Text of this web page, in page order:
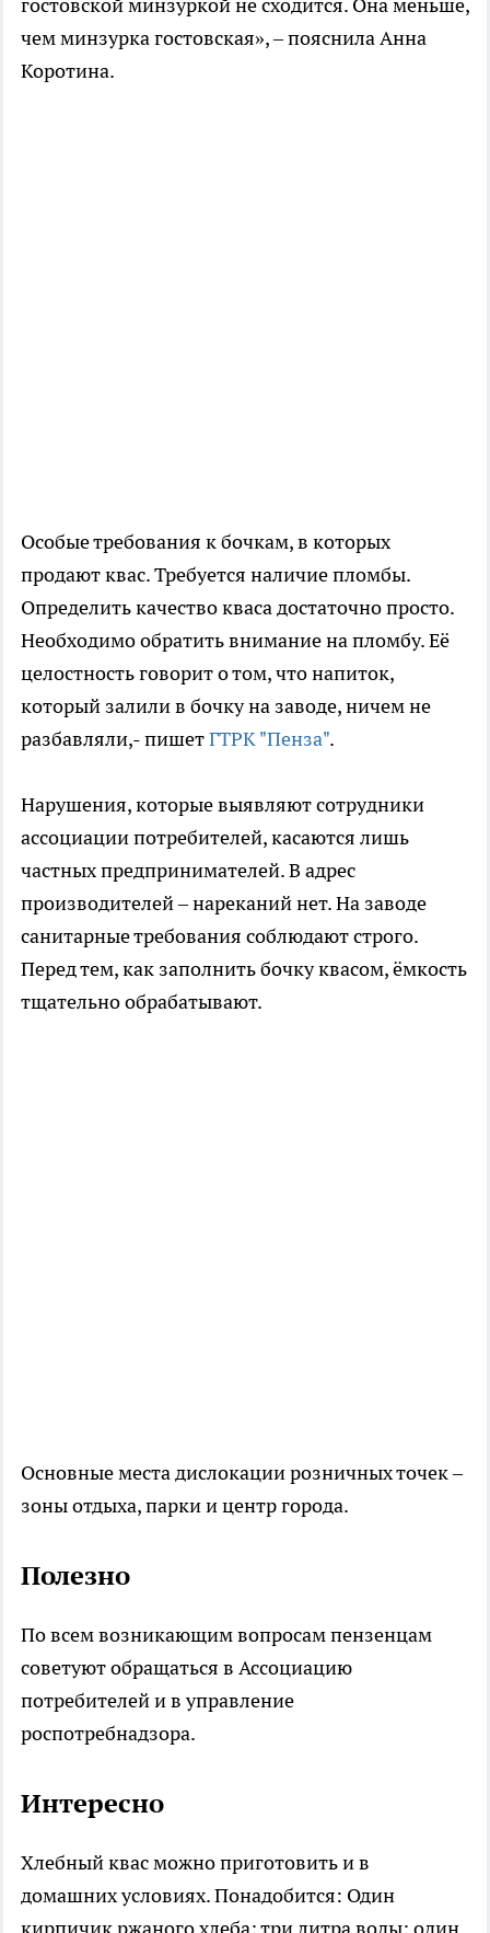
гостовской минзуркой не сходится. Она меньше,
чем минзурка гостовская», – пояснила Анна
Коротина.
Особые требования к бочкам, в которых
продают квас. Требуется наличие пломбы.
Определить качество кваса достаточно просто.
Необходимо обратить внимание на пломбу. Её
целостность говорит о том, что напиток,
который залили в бочку на заводе, ничем не
разбавляли,- пишетГТРК "Пенза".
Нарушения, которые выявляют сотрудники
ассоциации потребителей, касаются лишь
частных предпринимателей. В адрес
производителей – нареканий нет. На заводе
санитарные требования соблюдают строго.
Перед тем, как заполнить бочку квасом, ёмкость
тщательно обрабатывают.
Основные места дислокации розничных точек –
зоны отдыха, парки и центр города.
Полезно
По всем возникающим вопросам пензенцам
советуют обращаться в Ассоциацию
потребителей и в управление
роспотребнадзора.
Интересно
Хлебный квас можно приготовить и в
домашних условиях. Понадобится: Один